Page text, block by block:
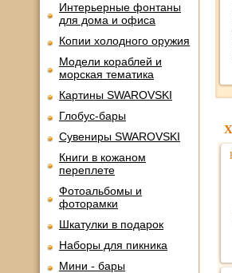
Интерьерные фонтаны
для дома и офиса
Копии холодного оружия
Модели кораблей и
морская тематика
Картины SWAROVSKI
Глобус-бары
Сувениры SWAROVSKI
Книги в кожаном
переплете
Фотоальбомы и
фоторамки
Шкатулки в подарок
Наборы для пикника
Мини - бары